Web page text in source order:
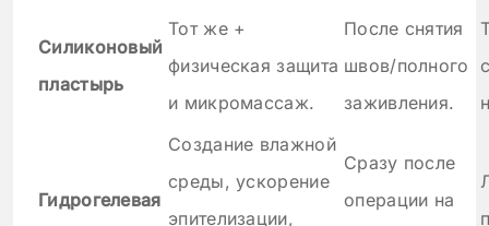
Силиконовый
пластырь
Тот же +
физическая защита
и микромассаж.
После снятия
швов/полного
заживления.
Гидрогелевая
Создание влажной
среды, ускорение
эпителизации,
Сразу после
операции на